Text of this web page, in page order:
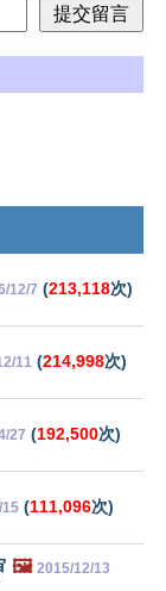
12/7 (213,118次)
11 (214,998次)
27 (192,500次)
15 (111,096次)
🖼️ 2015/12/13